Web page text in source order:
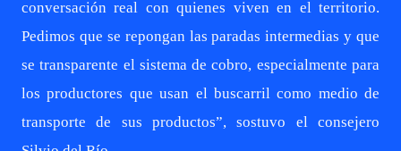
conversación real con quienes viven en el territorio.
Pedimos que se repongan las paradas intermedias y que
se transparente el sistema de cobro, especialmente para
los productores que usan el buscarril como medio de
transporte de sus productos”, sostuvo el consejero